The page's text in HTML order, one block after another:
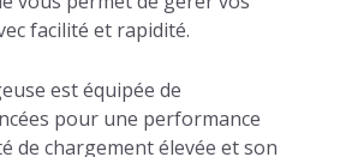
facilité et rapidité.
est équipée de
pour une performance
de chargement élevée et son